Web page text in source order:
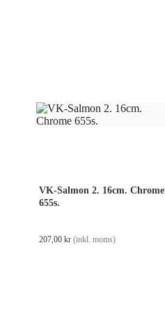
VK-Salmon 2. 16cm. Chrome
655s.
207,00 kr (inkl. moms)